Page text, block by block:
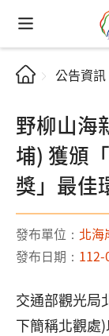
公告資訊
野柳山海
埔) 獲頒
獎」最佳
發布單位： 北海
發布日期： 112-
交通部觀光局
下簡稱北觀處